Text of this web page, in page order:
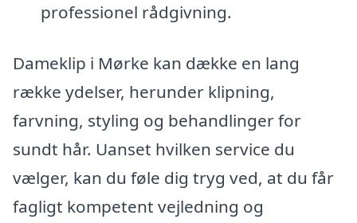
professionel rådgivning.
Dameklip i Mørke kan dække en lang
række ydelser, herunder klipning,
farvning, styling og behandlinger for
sundt hår. Uanset hvilken service du
vælger, kan du føle dig tryg ved, at du får
fagligt kompetent vejledning og